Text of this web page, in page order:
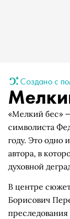
Создано с
«Мелкий бес»
символиста
году. Это одно
автора, в
духовной
В центре
Борисович